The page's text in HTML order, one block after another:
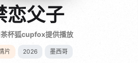
恋父子
杯狐cupfox提供播放
片 2026 墨西哥